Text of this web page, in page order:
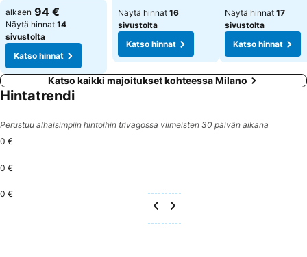
alkaen 94 €
Näytä hinnat 14
sivustolta
Katso hinnat
Näytä hinnat 16
sivustolta
Katso hinnat
Näytä hinnat 17
sivustolta
Katso hinnat
Katso kaikki majoitukset kohteessa Milano
Hintatrendi
Perustuu alhaisimpiin hintoihin trivagossa viimeisten 30 päivän aikana
0 €
0 €
0 €